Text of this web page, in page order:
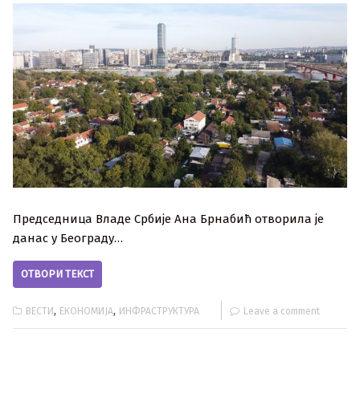
Председница Владе Србије Ана Брнабић отворила је
данас у Београду…
ОТВОРИ ТЕКСТ
ВЕСТИ, ЕКОНОМИЈА, ИНФРАСТРУКТУРА Leave a comment